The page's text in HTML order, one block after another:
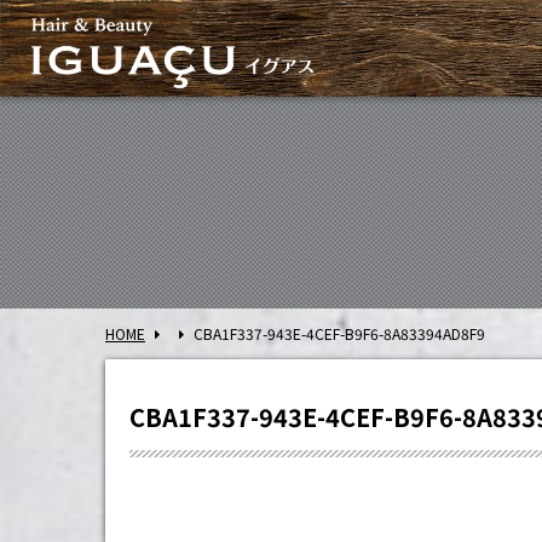
HOME CBA1F337-943E-4CEF-B9F6-8A83394AD8F9
CBA1F337-943E-4CEF-B9F6-